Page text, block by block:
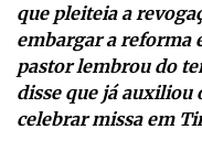
que pleiteia a
embargar a reforma
pastor lembrou do
disse que já auxiliou
celebrar missa em